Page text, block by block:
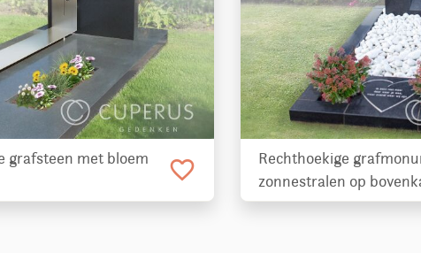
grafsteen met bloem
favorite_border
Rechthoekige
zonnestralen op